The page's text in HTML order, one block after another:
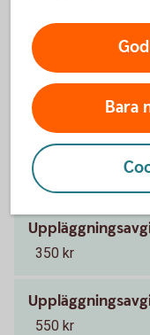
Pris och ränta
Ränta
5,19 % (senaste
rörlig.
350 kr
550 kr
Bara